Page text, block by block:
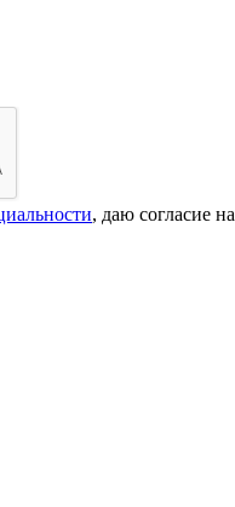
, даю согласие